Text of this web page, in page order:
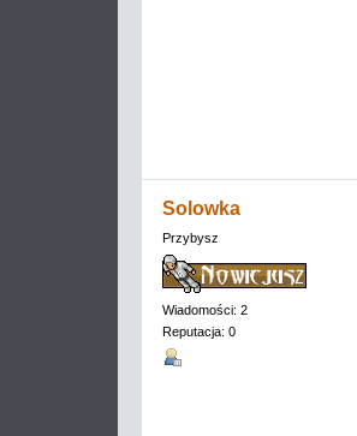
Solowka
Przybysz
Wiadomości: 2
Reputacja: 0